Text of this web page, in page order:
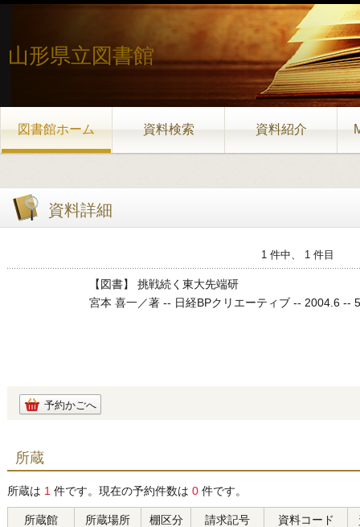
山形県立図書館
図書館ホーム 資料検索 資料紹介
資料詳細
1 件中、 1 件目
【図書】 挑戦続く東大先端研
宮本 喜一／著 -- 日経BPクリエーティブ -- 2004.6 --
予約かごへ
所蔵
所蔵は 1 件です。現在の予約件数は 0 件です。
所蔵館 所蔵場所 棚区分 請求記号 資料コード